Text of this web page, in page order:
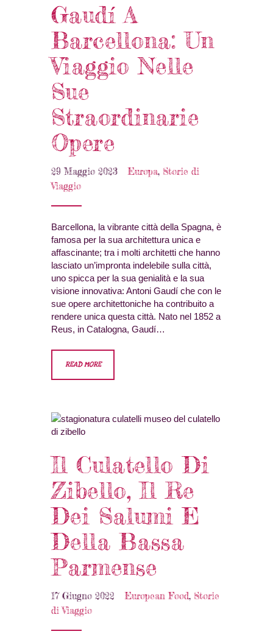
Gaudí A
Barcellona: Un
Viaggio Nelle
Sue
Straordinarie
Opere
29 Maggio 2023 Europa, Storie di
Viaggio
Barcellona, la vibrante città della Spagna, è
famosa per la sua architettura unica e
affascinante; tra i molti architetti che hanno
lasciato un’impronta indelebile sulla città,
uno spicca per la sua genialità e la sua
visione innovativa: Antoni Gaudí che con le
sue opere architettoniche ha contribuito a
rendere unica questa città. Nato nel 1852 a
Reus, in Catalogna, Gaudí…
READ MORE
Il Culatello Di
Zibello, Il Re
Dei Salumi E
Della Bassa
Parmense
17 Giugno 2022 European Food, Storie
di Viaggio